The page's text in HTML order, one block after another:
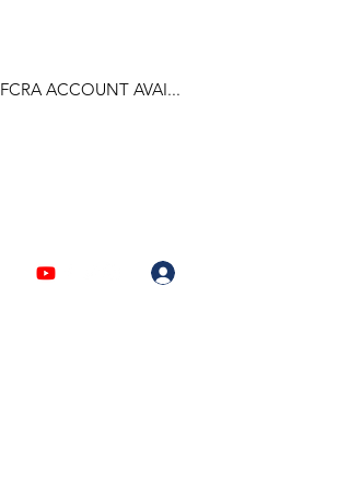
FCRA ACCOUNT AVAI...